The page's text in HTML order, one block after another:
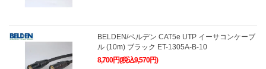
BELDEN/ベルデン CAT5e UTP イーサコンケーブ
ル (10m) ブラック ET-1305A-B-10
8,700円(税込9,570円)